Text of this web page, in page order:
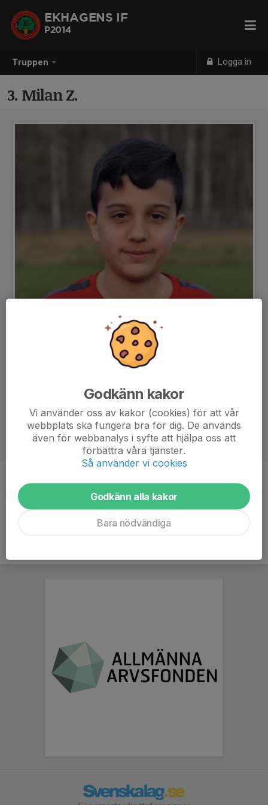
Truppen Logga in
EKHAGENS IF
P2014
3. Milan Z.
Ålder 12 år
Godkänn kakor
Vi använder oss av kakor (cookies) för att vår
webbplats ska fungera bra för dig. De används
även för webbanalys i syfte att hjälpa oss att
förbättra våra tjänster.
Så använder vi cookies
Godkänn alla kakor
Bara nödvändiga